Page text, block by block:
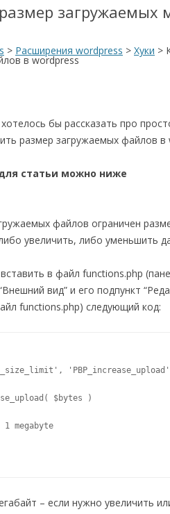
загружаемых
> Расширения wordpress > Хуки >
в wordpress
хотелось бы рассказать про
размер загружаемых файлов в
статьи можно ниже
файлов ограничен
увеличить, либо уменьшить
в файл functions.php
вид” и его подпункт
functions.php) следующий код:
$bytes )
megabyte
– если нужно увеличить